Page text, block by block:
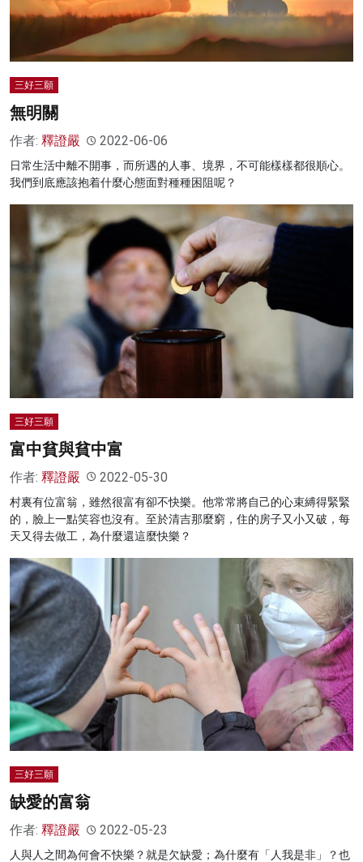
三好三願
無明關
作者: 釋證嚴 2022-06-06
日常生活中離不開事，而所遇的人事、境界，不可能樣樣都很順心。
我們到底應該抱着什麼心態面對種種困阻呢？
三好三願
富中貧與貧中富
作者: 釋證嚴 2022-05-30
村裏有位富翁，雖然很富有卻不快樂。他常常將自己的心束縛得緊緊
的，臉上一點笑容也沒有。至於清吉那麼窮，住的房子又小又破，每
天又得去做工，為什麼還這麼快樂？
三好三願
缺愛的富翁
作者: 釋證嚴 2022-05-23
人與人之間為何會不快樂？就是欠缺愛；為什麼有「人我是非」？也